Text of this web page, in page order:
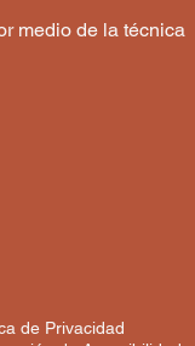
medio de la técnica
de Privacidad